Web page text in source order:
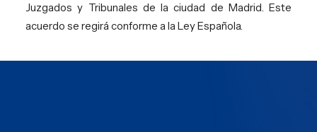
Juzgados y Tribunales de la ciudad de Madrid. Este
acuerdo se regirá conforme a la Ley Española.